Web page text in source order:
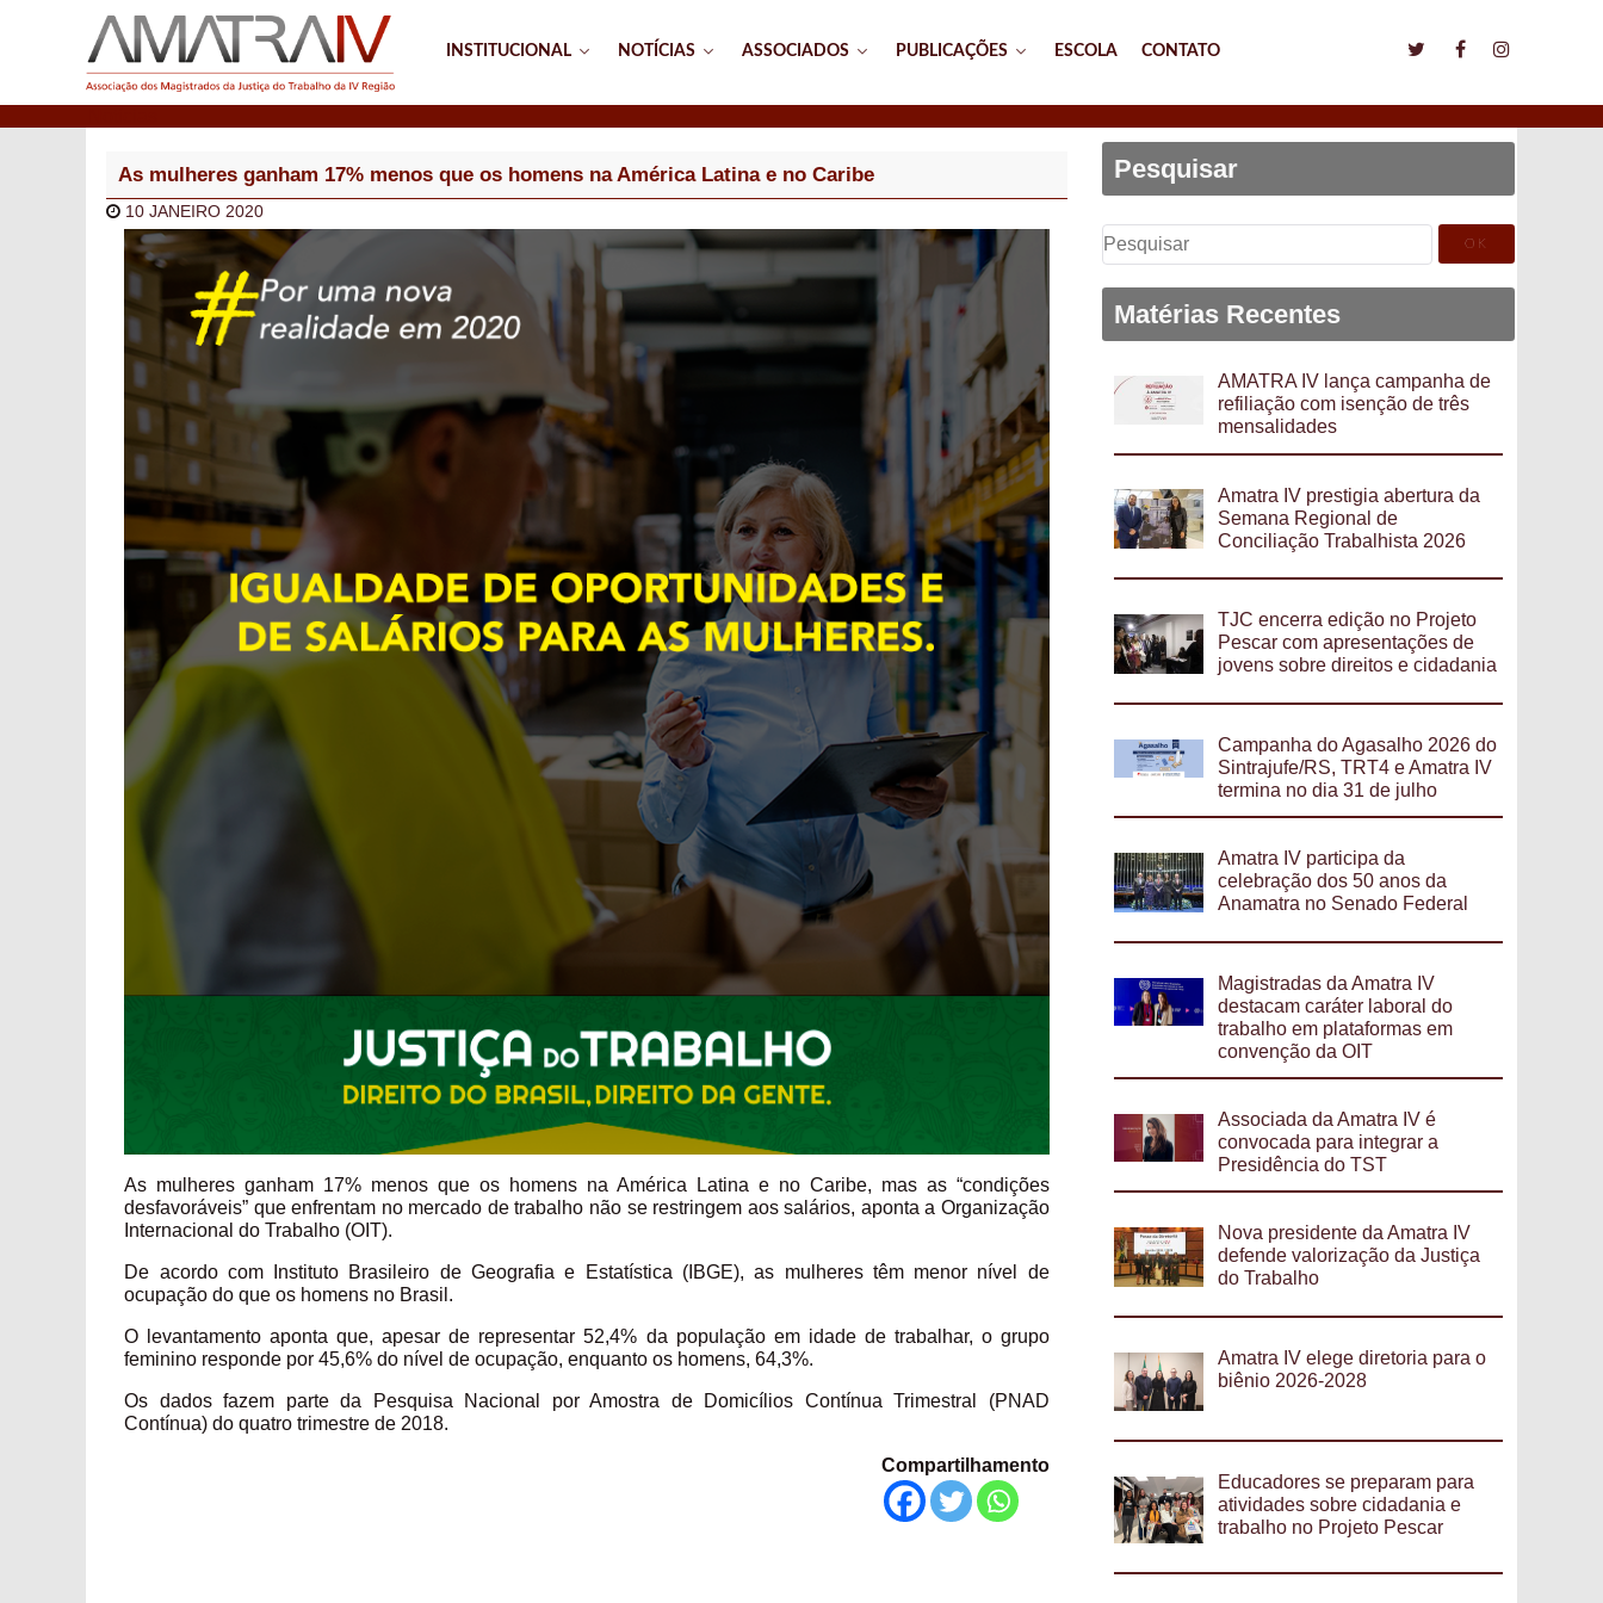
INSTITUCIONAL NOTÍCIAS ASSOCIADOS PUBLICAÇÕES ESCOLA CONTATO
As mulheres ganham 17% menos que os homens na América Latina e no Caribe
10 JANEIRO 2020
As mulheres ganham 17% menos que os homens na América Latina e no Caribe, mas as “condições
desfavoráveis” que enfrentam no mercado de trabalho não se restringem aos salários, aponta a Organização
Internacional do Trabalho (OIT).
De acordo com Instituto Brasileiro de Geografia e Estatística (IBGE), as mulheres têm menor nível de
ocupação do que os homens no Brasil.
O levantamento aponta que, apesar de representar 52,4% da população em idade de trabalhar, o grupo
feminino responde por 45,6% do nível de ocupação, enquanto os homens, 64,3%.
Os dados fazem parte da Pesquisa Nacional por Amostra de Domicílios Contínua Trimestral (PNAD
Contínua) do quatro trimestre de 2018.
Compartilhamento
Pesquisar
Pesquisar
por:
Matérias Recentes
AMATRA IV lança campanha de
refiliação com isenção de três
mensalidades
Amatra IV prestigia abertura da
Semana Regional de
Conciliação Trabalhista 2026
TJC encerra edição no Projeto
Pescar com apresentações de
jovens sobre direitos e cidadania
Campanha do Agasalho 2026 do
Sintrajufe/RS, TRT4 e Amatra IV
termina no dia 31 de julho
Amatra IV participa da
celebração dos 50 anos da
Anamatra no Senado Federal
Magistradas da Amatra IV
destacam caráter laboral do
trabalho em plataformas em
convenção da OIT
Associada da Amatra IV é
convocada para integrar a
Presidência do TST
Nova presidente da Amatra IV
defende valorização da Justiça
do Trabalho
Amatra IV elege diretoria para o
biênio 2026-2028
Educadores se preparam para
atividades sobre cidadania e
trabalho no Projeto Pescar